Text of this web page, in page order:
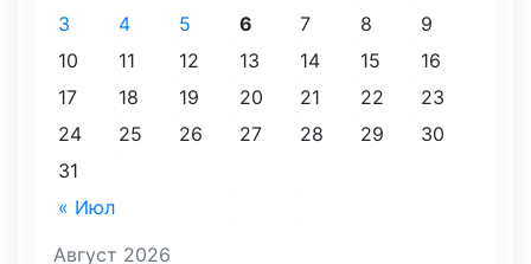
Август 2026
« Июл
3
4 5 6 7 8
9
10
11 12 13 14 15
16
17
18 19 20 21 22
23
24
25 26 27 28 29
30
31